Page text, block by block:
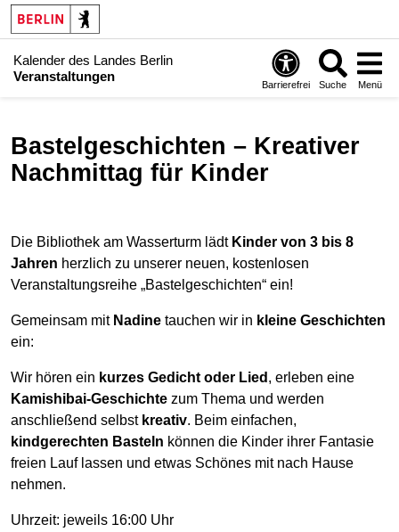
Kalender des Landes Berlin
Veranstaltungen
Barrierefrei Suche Menü
Bastelgeschichten – Kreativer
Nachmittag für Kinder
Die Bibliothek am Wasserturm lädt Kinder von 3 bis 8
Jahren herzlich zu unserer neuen, kostenlosen
Veranstaltungsreihe „Bastelgeschichten“ ein!
Gemeinsam mit Nadine tauchen wir in kleine Geschichten
ein:
Wir hören ein kurzes Gedicht oder Lied , erleben eine
Kamishibai-Geschichte zum Thema und werden
anschließend selbst kreativ. Beim einfachen,
kindgerechten Basteln können die Kinder ihrer Fantasie
freien Lauf lassen und etwas Schönes mit nach Hause
nehmen.
Uhrzeit: jeweils 16:00 Uhr